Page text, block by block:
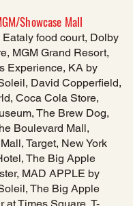
Showcase Mall
Eataly food court, Dolby
MGM Grand Resort,
Experience, KA by
David Copperfield,
Coca Cola Store,
The Brew Dog,
Boulevard Mall,
Target, New York
The Big Apple
MAD APPLE by
The Big Apple